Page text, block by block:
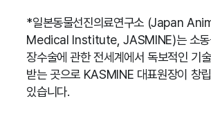
*일본동물선진의료연구소 (Japan
Medical Institute, JASMINE)는 소동
장수술에 관한 전세계에서 독보적인 기
받는 곳으로 KASMINE 대표원장이 창
있습니다.